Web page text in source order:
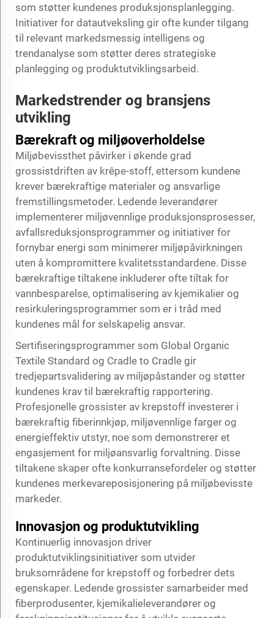
som støtter kundenes produksjonsplanlegging.
Initiativer for datautveksling gir ofte kunder tilgang
til relevant markedsmessig intelligens og
trendanalyse som støtter deres strategiske
planlegging og produktutviklingsarbeid.
Markedstrender og bransjens
utvikling
Bærekraft og miljøoverholdelse
Miljøbevissthet påvirker i økende grad
grossistdriften av krêpe-stoff, ettersom kundene
krever bærekraftige materialer og ansvarlige
fremstillingsmetoder. Ledende leverandører
implementerer miljøvennlige produksjonsprosesser,
avfallsreduksjonsprogrammer og initiativer for
fornybar energi som minimerer miljøpåvirkningen
uten å kompromittere kvalitetsstandardene. Disse
bærekraftige tiltakene inkluderer ofte tiltak for
vannbesparelse, optimalisering av kjemikalier og
resirkuleringsprogrammer som er i tråd med
kundenes mål for selskapelig ansvar.
Sertifiseringsprogrammer som Global Organic
Textile Standard og Cradle to Cradle gir
tredjepartsvalidering av miljøpåstander og støtter
kundenes krav til bærekraftig rapportering.
Profesjonelle grossister av krepstoff investerer i
bærekraftig fiberinnkjøp, miljøvennlige farger og
energieffektiv utstyr, noe som demonstrerer et
engasjement for miljøansvarlig forvaltning. Disse
tiltakene skaper ofte konkurransefordeler og støtter
kundenes merkevareposisjonering på miljøbevisste
markeder.
Innovasjon og produktutvikling
Kontinuerlig innovasjon driver
produktutviklingsinitiativer som utvider
bruksområdene for krepstoff og forbedrer dets
egenskaper. Ledende grossister samarbeider med
fiberprodusenter, kjemikalieleverandører og